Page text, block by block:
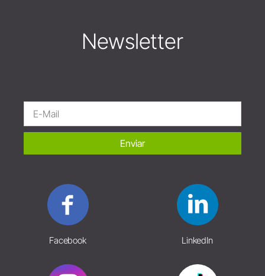
Newsletter
Enviar
Facebook LinkedIn